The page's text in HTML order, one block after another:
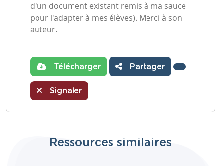
d'un document existant remis à ma sauce
pour l'adapter à mes élèves). Merci à son
auteur.
Télécharger Partager
Signaler
Ressources similaires